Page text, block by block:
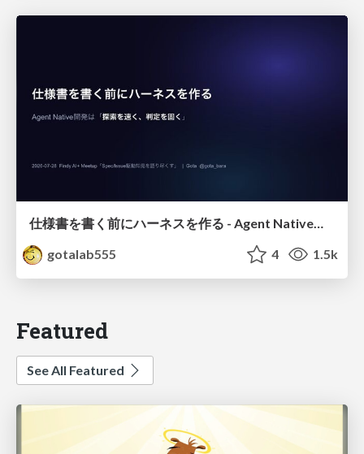
仕様書を書く前にハーネスを作る - Agent Native開発は「探索を速く、判定を固く」
gotalab555
4 1.5k
Featured
See All Featured